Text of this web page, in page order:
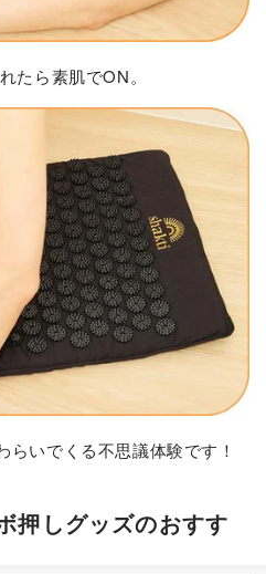
たら素肌でON。
らいでくる不思議体験です！
押しグッズのおすす